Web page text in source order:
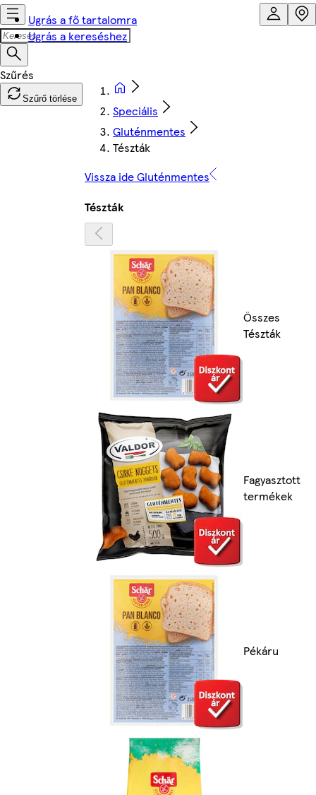
Ugrás a fő tartalomra
Ugrás a kereséshez
Szűrő törlése
Speciális
Gluténmentes
Tészták
Vissza ide Gluténmentes
Tészták
Összes
Tészták
Fagyasztott
termékek
Pékáru